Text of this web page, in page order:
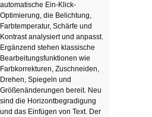
automatische Ein-Klick-
Optimierung, die Belichtung,
Farbtemperatur, Schärfe und
Kontrast analysiert und anpasst.
Ergänzend stehen klassische
Bearbeitungsfunktionen wie
Farbkorrekturen, Zuschneiden,
Drehen, Spiegeln und
Größenänderungen bereit. Neu
sind die Horizontbegradigung
und das Einfügen von Text. Der